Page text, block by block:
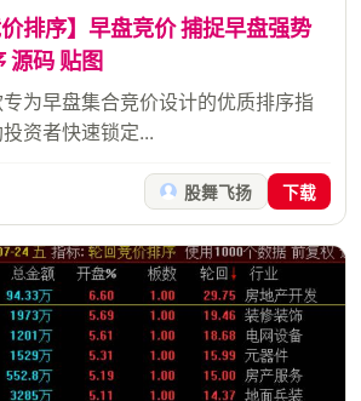
排序】早盘竞价 捕捉早盘强势
源码 贴图
为早盘集合竞价设计的优质排序指
资者快速锁定...
股舞飞扬 下载